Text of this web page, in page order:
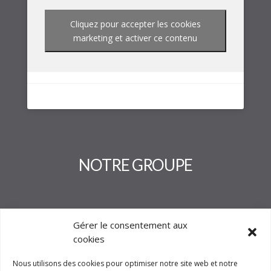
Gérer le consentement aux
cookies
Nous utilisons des cookies pour optimiser notre site web et notre
Cliquez pour accepter les cookies
marketing et activer ce contenu
NOTRE GROUPE